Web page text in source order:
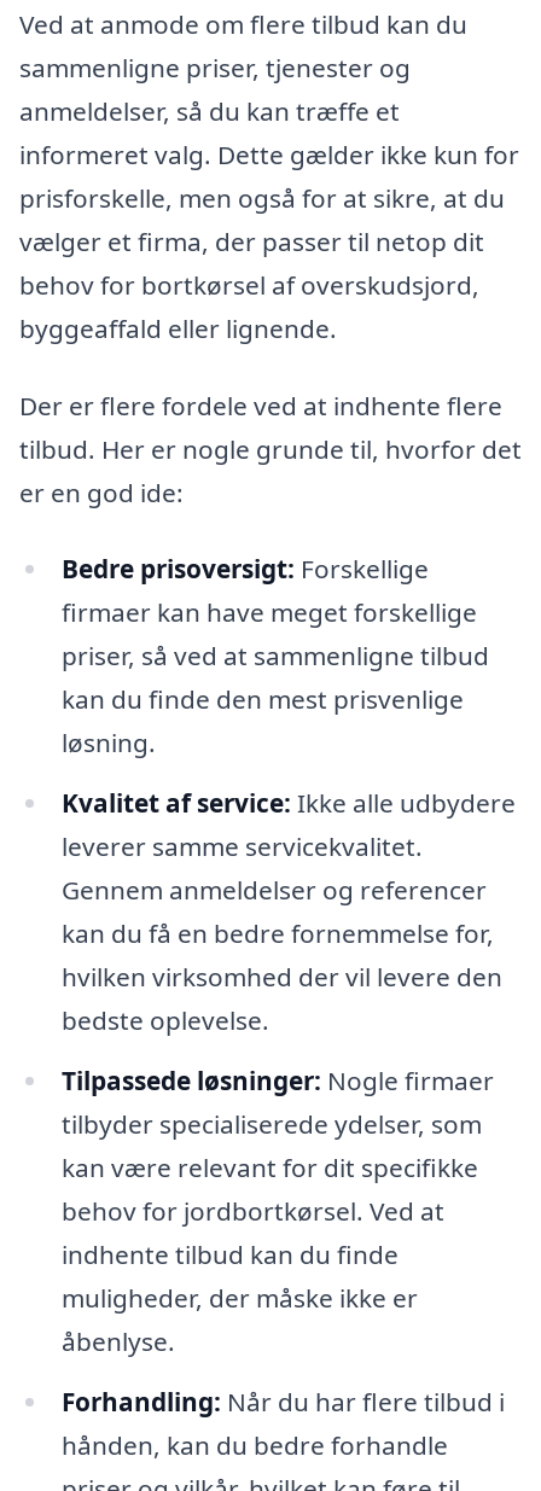
Ved at anmode om flere tilbud kan du
sammenligne priser, tjenester og
anmeldelser, så du kan træffe et
informeret valg. Dette gælder ikke kun for
prisforskelle, men også for at sikre, at du
vælger et firma, der passer til netop dit
behov for bortkørsel af overskudsjord,
byggeaffald eller lignende.
Der er flere fordele ved at indhente flere
tilbud. Her er nogle grunde til, hvorfor det
er en god ide:
Bedre prisoversigt: Forskellige
firmaer kan have meget forskellige
priser, så ved at sammenligne tilbud
kan du finde den mest prisvenlige
løsning.
Kvalitet af service: Ikke alle udbydere
leverer samme servicekvalitet.
Gennem anmeldelser og referencer
kan du få en bedre fornemmelse for,
hvilken virksomhed der vil levere den
bedste oplevelse.
Tilpassede løsninger: Nogle firmaer
tilbyder specialiserede ydelser, som
kan være relevant for dit specifikke
behov for jordbortkørsel. Ved at
indhente tilbud kan du finde
muligheder, der måske ikke er
åbenlyse.
Forhandling: Når du har flere tilbud i
hånden, kan du bedre forhandle